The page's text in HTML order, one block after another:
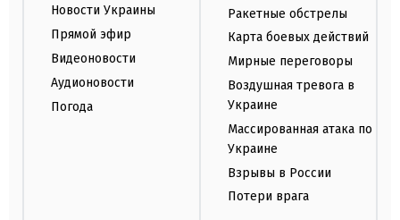
Новости Украины
Прямой эфир
Видеоновости
Аудионовости
Погода
Ракетные обстрелы
Карта боевых действий
Мирные переговоры
Воздушная тревога в
Украине
Массированная атака по
Украине
Взрывы в России
Потери врага